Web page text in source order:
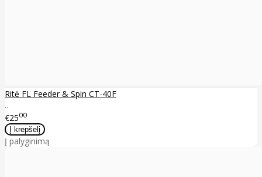
Ritė FL Feeder & Spin CT-40F
..
€2500
Į palyginimą